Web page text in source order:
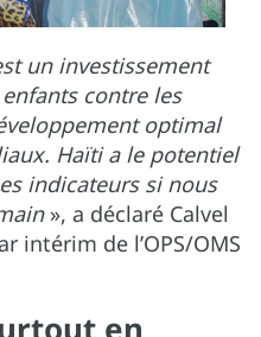
un investissement
contre les
optimal
Haïti a le potentiel
indicateurs si nous
», a déclaré Calvel
intérim de l’OPS/OMS